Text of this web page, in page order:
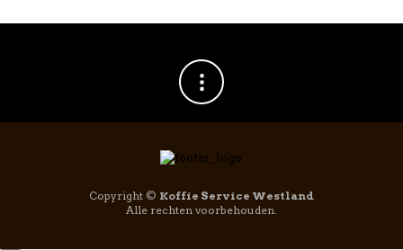
Copyright © Koffie Service Westland
Alle rechten voorbehouden.